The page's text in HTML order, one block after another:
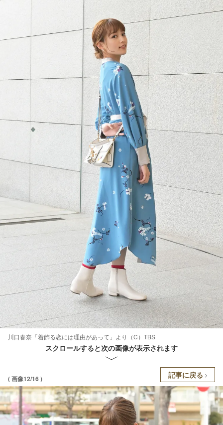
川口春奈「着飾る恋には理由があって」より（C）TBS
スクロールすると次の画像が表示されます
( 画像12/16 ) 記事に戻る